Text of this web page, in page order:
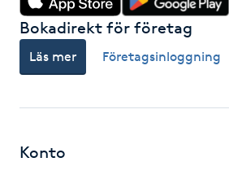
Fransförlängning Volym
Fransk manikyr
Fransrengöring
Frekvensterapi
Bokadirekt för företag
Läs mer Företagsinloggning
Konto